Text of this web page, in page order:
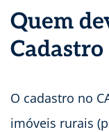
Quem
O cadastro no
imóveis rurais